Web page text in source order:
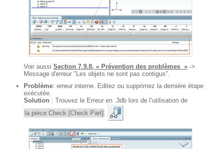
Voir aussi Section 7.9.8, « Prévention des problèmes » ->
Message d'erreur "Les objets ne sont pas contigus".
Problème: erreur interne. Editez ou supprimez la dernière étape
exécutée.
Solution : Trouvez le Erreur en .3db lors de l’utilisation de
la pièce Check [Check Part]